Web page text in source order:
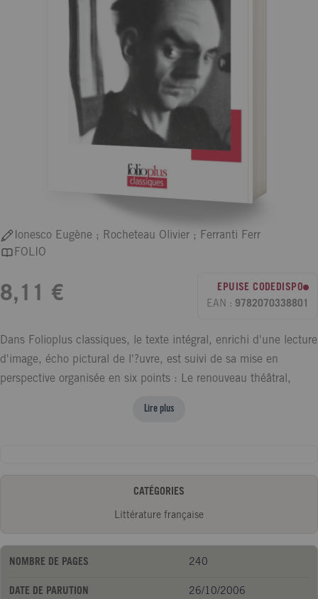
Ionesco Eugène ; Rocheteau Olivier ; Ferranti Ferr
FOLIO
8,11 €
EPUISE CODEDISPO
EAN : 9782070338801
Dans Folioplus classiques, le texte intégral, enrichi d'une lecture
d'image, écho pictural de l'?uvre, est suivi de sa mise en
perspective organisée en six points : Le renouveau théâtral,
l'instabilité du signe ou la représentation de la menace ; De la
Lire plus
CATÉGORIES
Littérature française
NOMBRE DE PAGES 240
DATE DE PARUTION 26/10/2006